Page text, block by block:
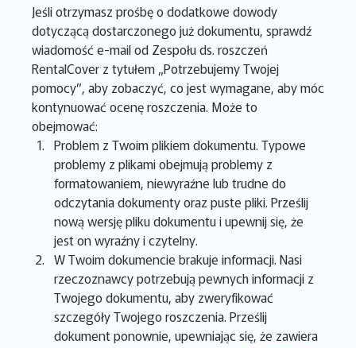
Jeśli otrzymasz prośbę o dodatkowe dowody
dotyczącą dostarczonego już dokumentu, sprawdź
wiadomość e-mail od Zespołu ds. roszczeń
RentalCover z tytułem „Potrzebujemy Twojej
pomocy”, aby zobaczyć, co jest wymagane, aby móc
kontynuować ocenę roszczenia. Może to
obejmować:
Problem z Twoim plikiem dokumentu. Typowe
problemy z plikami obejmują problemy z
formatowaniem, niewyraźne lub trudne do
odczytania dokumenty oraz puste pliki. Prześlij
nową wersję pliku dokumentu i upewnij się, że
jest on wyraźny i czytelny.
W Twoim dokumencie brakuje informacji. Nasi
rzeczoznawcy potrzebują pewnych informacji z
Twojego dokumentu, aby zweryfikować
szczegóły Twojego roszczenia. Prześlij
dokument ponownie, upewniając się, że zawiera